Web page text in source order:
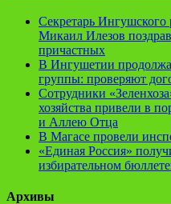
Секретарь Ингушского
Микаил Илезов
причастных
В Ингушетии
группы: проверяют
Сотрудники
хозяйства привели в
и Аллею Отца
В Магасе провели
«Единая Россия»
избирательном
Архивы